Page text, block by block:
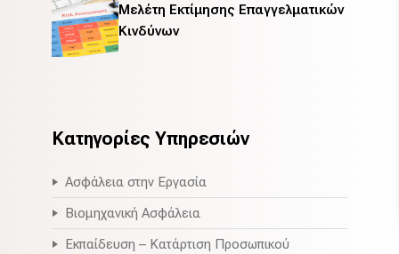
Μελέτη Εκτίμησης Επαγγελματικών
Κινδύνων
Κατηγορίες Υπηρεσιών
Ασφάλεια στην Εργασία
Βιομηχανική Ασφάλεια
Εκπαίδευση – Κατάρτιση Προσωπικού